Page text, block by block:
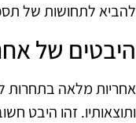
להביא לתחושות של
היבטים של
אחריות מלאה בתחרות
ותוצאותיו. זהו היבט